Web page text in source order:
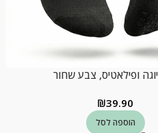
ופילאטיס, צבע שחור
₪39.90
הוספה לסל